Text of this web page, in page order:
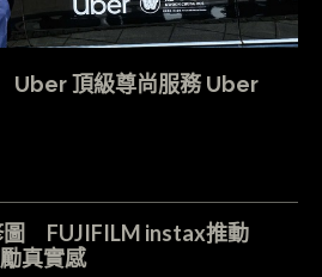
Uber 頂級尊尚服務 Uber
圖 FUJIFILM instax推動
勵真實感